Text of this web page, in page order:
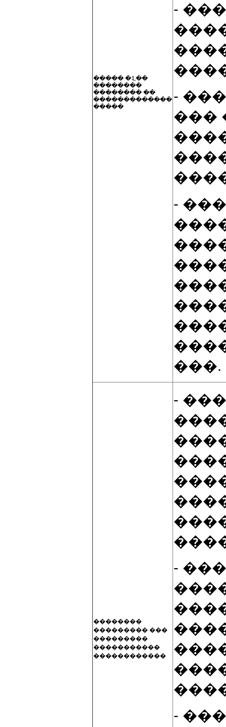
����� �ᒺ��
��������
�������� ��
�������������
�����
-
-
���
-
���.
��������
��������� ���
���������
�����������
������������
-
-
-